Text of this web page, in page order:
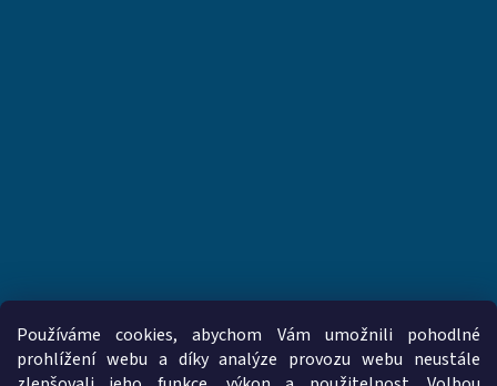
Používáme cookies, abychom Vám umožnili pohodlné
prohlížení webu a díky analýze provozu webu neustále